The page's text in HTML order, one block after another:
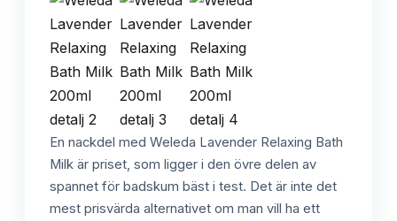
En nackdel med Weleda Lavender Relaxing Bath
Milk är priset, som ligger i den övre delen av
spannet för badskum bäst i test. Det är inte det
mest prisvärda alternativet om man vill ha ett